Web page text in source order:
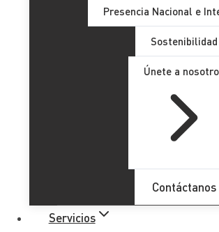
Presencia Nacional e
Sostenibilidad
Únete a
Contáctanos
Servicios
CALENDARIO DEL
CONTRIBUYENTE
RENTA Y PATRIMONIO
HASTA EL 20 DE JUNIO
RENTA Y SOCIEDADES
IVA